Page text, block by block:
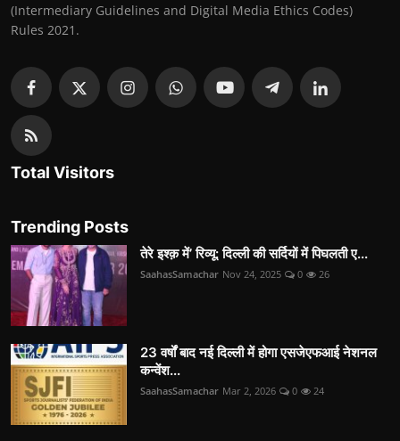
(Intermediary Guidelines and Digital Media Ethics Codes)
Rules 2021.
Total Visitors
Trending Posts
तेरे इश्क़ में’ रिव्यू: दिल्ली की सर्दियों में पिघलती ए...
SaahasSamachar Nov 24, 2025 0 26
23 वर्षों बाद नई दिल्ली में होगा एसजेएफआई नेशनल
कन्वेंश...
SaahasSamachar Mar 2, 2026 0 24